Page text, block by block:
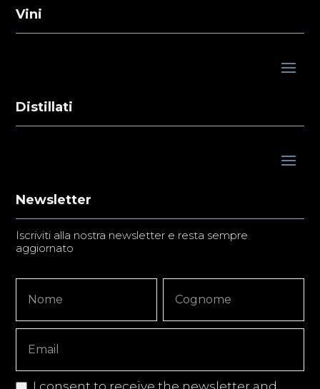
Vini
Distillati
Newsletter
Iscriviti alla nostra newsletter e resta sempre
aggiornato
Signup
Copy